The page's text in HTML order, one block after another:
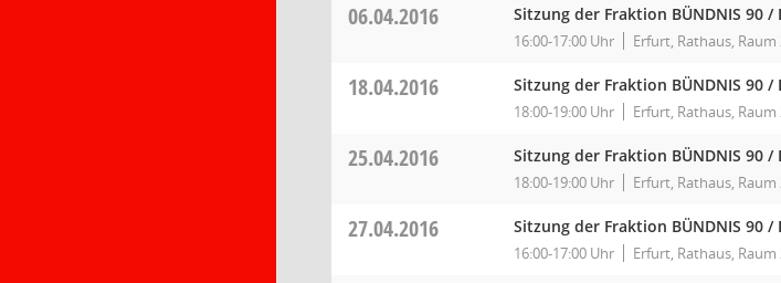
06.04.2016 Sitzung der Fraktion BÜNDNIS 90 /
16:00-17:00 Uhr Erfurt, Rathaus,
18.04.2016 Sitzung der Fraktion BÜNDNIS 90 /
18:00-19:00 Uhr Erfurt, Rathaus,
25.04.2016 Sitzung der Fraktion BÜNDNIS 90 /
18:00-19:00 Uhr Erfurt, Rathaus,
27.04.2016 Sitzung der Fraktion BÜNDNIS 90 /
16:00-17:00 Uhr Erfurt, Rathaus,